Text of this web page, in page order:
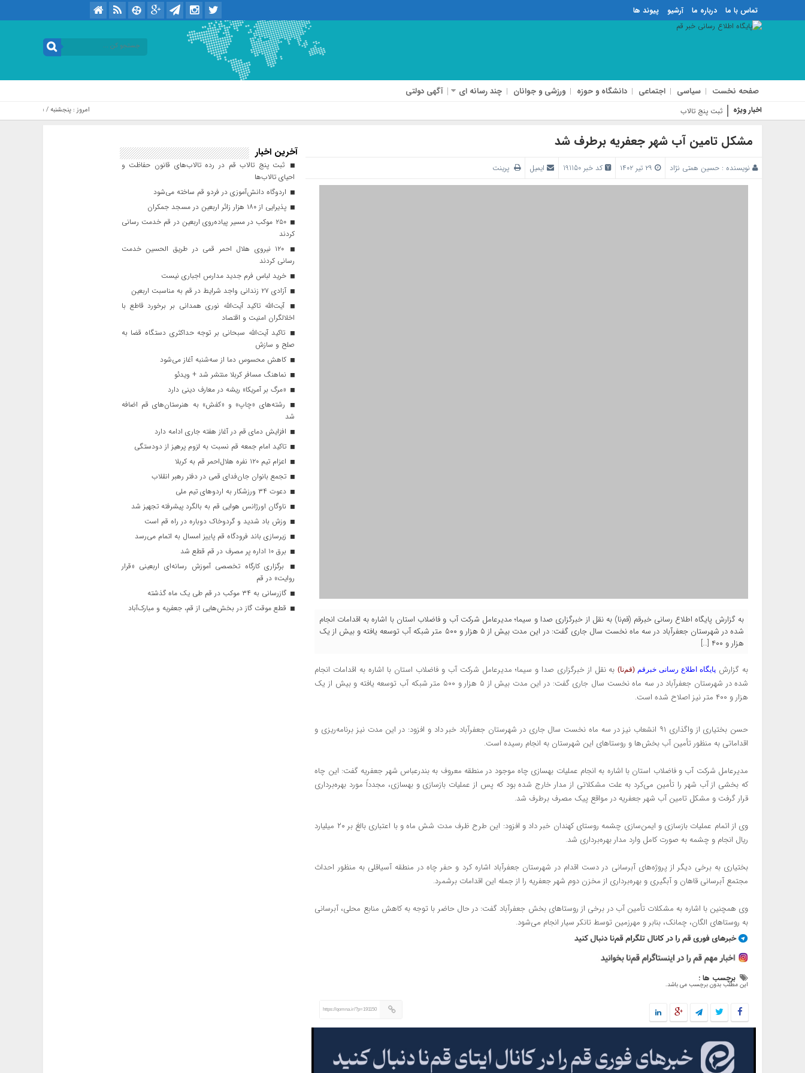
تماس با ما درباره ما آرشیو پیوند ها
صفحه نخست سیاسی اجتماعی دانشگاه و حوزه ورزشی و جوانان چند رسانه ای آگهی دولتی
اخبار ویژه ثبت پنج تالاب قم در رده تالاب امروز : پنجشنبه / ۱۵ مرداد / ۱۴۰۵ .::. برابر با : Thursday, 6 August , 2026
مشکل تامین آب شهر جعفریه برطرف شد
نویسنده : حسین همتی نژاد کد خبر 191150 ایمیل پرینت
به گزارش پایگاه اطلاع رسانی خبرقم (قم‌نا) به نقل از خبرگزاری صدا و سیما؛ مدیرعامل شرکت آب و فاضلاب استان با اشاره به اقدامات انجام
شده در شهرستان جعفرآباد در سه ماه نخست سال جاری گفت: در این مدت بیش از ۵ هزار و ۵۰۰ متر شبکه آب توسعه یافته و بیش از یک
هزار و ۴۰۰ […]
به گزارش پایگاه اطلاع رسانی خبرقم (قم‌نا)
به نقل از خبرگزاری صدا و سیما؛ مدیرعامل شرکت آب و فاضلاب استان با اشاره به اقدامات انجام
شده در شهرستان جعفرآباد در سه ماه نخست سال جاری گفت: در این مدت بیش از ۵ هزار و ۵۰۰ متر شبکه آب توسعه یافته و بیش از یک
هزار و ۴۰۰ متر نیز اصلاح شده است.
حسن بختیاری از واگذاری ۹۱ انشعاب نیز در سه ماه نخست سال جاری در شهرستان جعفرآباد خبر داد و افزود: در این مدت نیز برنامه‌ریزی و
اقداماتی به منظور تأمین آب بخش‌ها و روستا‌های این شهرستان به انجام رسیده است.
مدیرعامل شرکت آب و فاضلاب استان با اشاره به انجام عملیات بهسازی چاه موجود در منطقه معروف به بندرعباس شهر جعفریه گفت: این چاه
که بخشی از آب شهر را تأمین می‌کرد به علت مشکلاتی از مدار خارج شده بود که پس از عملیات بازسازی و بهسازی، مجدداً مورد بهره‌برداری
قرار گرفت و مشکل تامین آب شهر جعفریه در مواقع پیک مصرف برطرف شد.
وی از اتمام عملیات بازسازی و ایمن‌سازی چشمه روستای کهندان خبر داد و افزود: این طرح ظرف مدت شش ماه و با اعتباری بالغ بر ۲۰ میلیارد
ریال انجام و چشمه به صورت کامل وارد مدار بهره‌برداری شد.
بختیاری به برخی دیگر از پروژه‌های آبرسانی در دست اقدام در شهرستان جعفرآباد اشاره کرد و حفر چاه در منطقه آسیاقلی به منظور احداث
مجتمع آبرسانی قاهان و آبگیری و بهره‌برداری از مخزن دوم شهر جعفریه را از جمله این اقدامات برشمرد.
وی همچنین با اشاره به مشکلات تأمین آب در برخی از روستا‌های بخش جعفرآباد گفت: در حال حاضر با توجه به کاهش منابع محلی، آبرسانی
به روستا‌های الگان، چمانک، بنابر و مهرزمین توسط تانکر سیار انجام می‌شود.
برچسب ها :
این مطلب بدون برچسب می باشد.
https://qomna.ir/?p=191150
آخرین اخبار
ثبت پنج تالاب قم در رده تالاب‌های قانون حفاظت و
احیای تالاب‌ها
اردوگاه دانش‌آموزی در فردو قم ساخته می‌شود
پذیرایی از ۱۸۰ هزار زائر اربعین در مسجد جمکران
۲۵۰ موکب در مسیر پیاده‌روی اربعین در قم خدمت رسانی
کردند
۱۲۰ نیروی هلال احمر قمی در طریق الحسین خدمت
رسانی کردند
خرید لباس فرم جدید مدارس اجباری نیست
آزادی ۲۷ زندانی واجد شرایط در قم به مناسبت اربعین
آیت‌الله تاکید آیت‌الله نوری همدانی بر برخورد قاطع با
اخلالگران امنیت و اقتصاد
تاکید آیت‌الله‌ سبحانی بر توجه حداکثری دستگاه قضا به
صلح و سازش
کاهش محسوس دما از سه‌شنبه آغاز می‌شود
نماهنگ مسافر کربلا منتشر شد + ویدئو
«مرگ بر آمریکا» ریشه در معارف دینی دارد
رشته‌های «چاپ» و «کفش» به هنرستان‌های قم اضافه
شد
افزایش دمای قم در آغاز هفته جاری ادامه دارد
تاکید امام جمعه قم نسبت به لزوم پرهیز از دودستگی
اعزام تیم ۱۲۰ نفره هلال‌احمر قم به کربلا
تجمع بانوان جان‌فدای قمی در دفتر رهبر انقلاب
دعوت ۳۴ ورزشکار به اردوهای تیم ملی
ناوگان اورژانس هوایی قم به بالگرد پیشرفته تجهیز شد
وزش باد شدید و گردوخاک دوباره در راه قم است
زیرسازی باند فرودگاه قم پاییز امسال به اتمام می‌رسد
برق ۱۰ اداره پر مصرف در قم قطع شد
برگزاری کارگاه تخصصی آموزش رسانه‌ای اربعینی «قرار
روایت» در قم
گازرسانی به ۳۴ موکب در قم طی یک ماه گذشته
قطع موقت گاز در بخش‌هایی از قم، جعفریه و مبارک‌آباد